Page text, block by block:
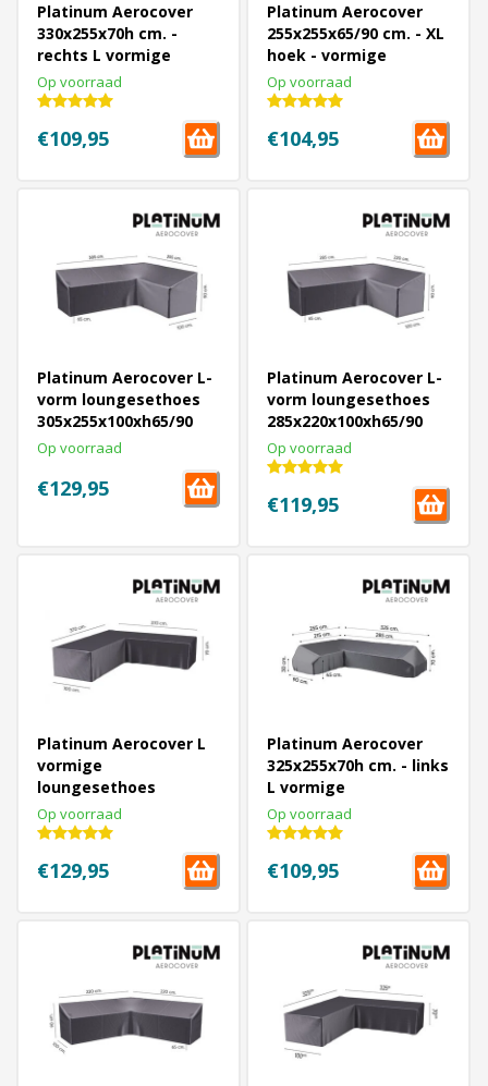
Platinum Aerocover
330x255x70h cm. -
rechts L vormige
loungesethoes
Op voorraad
€109,95
Platinum Aerocover
255x255x65/90 cm. - XL
hoek - vormige
loungesethoes
Op voorraad
€104,95
Platinum Aerocover L-
vorm loungesethoes
305x255x100xh65/90
cm. - Rechts
Op voorraad
€129,95
Platinum Aerocover L-
vorm loungesethoes
285x220x100xh65/90
cm. - Rechts
Op voorraad
€119,95
Platinum Aerocover L
vormige
loungesethoes
370x370x70h cm.
Op voorraad
€129,95
Platinum Aerocover
325x255x70h cm. - links
L vormige
loungesethoes
Op voorraad
€109,95